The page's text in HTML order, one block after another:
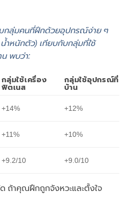
กลุ่มคนที่ฝึกด้วยอุปกรณ์ง่าย ๆ
น้ำหนักตัว) เทียบกับกลุ่มที่ใช้
พบว่า:
กลุ่มใช้เครื่อง
ฟิตเนส
กลุ่มใช้อุปกรณ์ที่
บ้าน
+14% +12%
+11% +10%
+9.2/10 +9.0/10
ถ้าคุณฝึกถูกจังหวะและตั้งใจ